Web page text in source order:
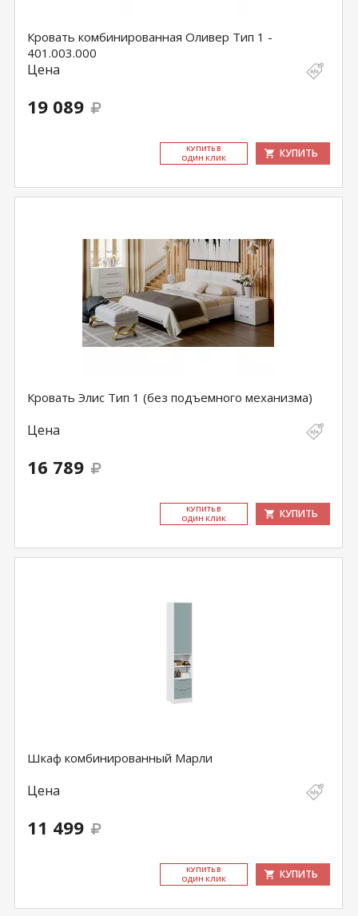
Кровать комбинированная Оливер Тип 1 -
401.003.000
Цена
19 089
КУ­ПИТЬ В
ОДИН КЛИК
КУПИТЬ
Кровать Элис Тип 1 (без подъемного механизма)
Цена
16 789
КУ­ПИТЬ В
ОДИН КЛИК
КУПИТЬ
Шкаф комбинированный Марли
Цена
11 499
КУ­ПИТЬ В
ОДИН КЛИК
КУПИТЬ